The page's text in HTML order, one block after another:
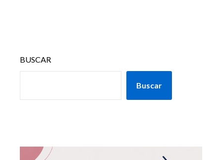
BUSCAR
Buscar